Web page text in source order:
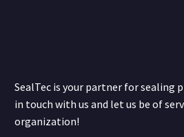
SealTec is your partner for sealing
in touch with us and let us be of
organization!